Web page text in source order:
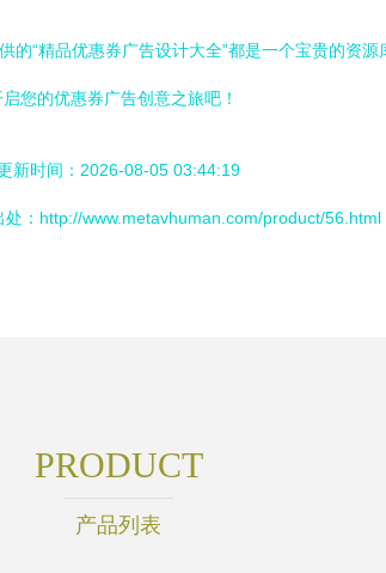
“精品优惠券广告设计大全”都是一个宝贵的资
您的优惠券广告创意之旅吧！
新时间：2026-08-05 03:44:19
处：http://www.metavhuman.com/product/56.html
PRODUCT
产品列表